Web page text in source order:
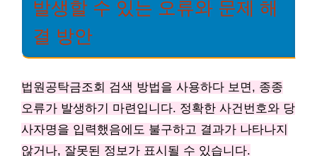
발생할 수 있는 오류와 문제 해
결 방안
법원공탁금조회 검색 방법을 사용하다 보면, 종종
오류가 발생하기 마련입니다. 정확한 사건번호와 당
사자명을 입력했음에도 불구하고 결과가 나타나지
않거나, 잘못된 정보가 표시될 수 있습니다.